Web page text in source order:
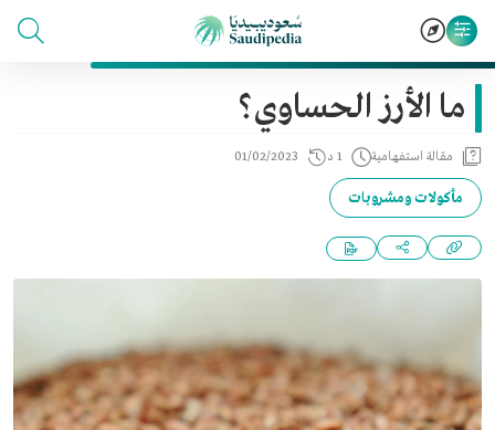
ما الأرز الحساوي؟
مقالة استفهامية 1 د 01/02/2023
مأكولات ومشروبات